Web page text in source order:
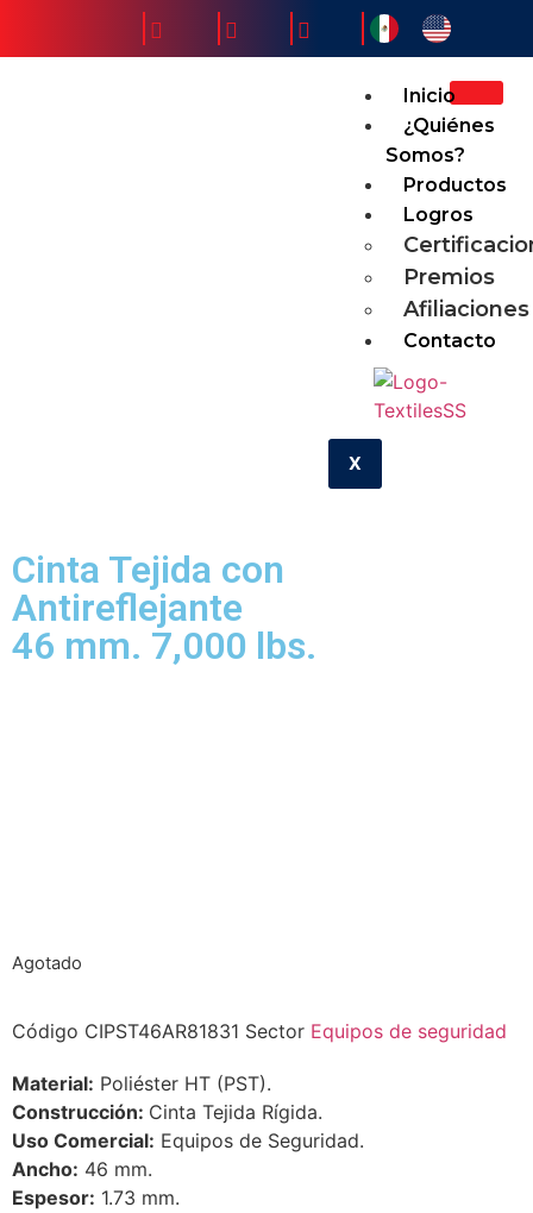
Inicio
¿Quiénes
Somos?
Productos
Logros
Premios
Afiliaciones
Contacto
X
Cinta Tejida con
Antireflejante
46 mm. 7,000 lbs.
Agotado
Código CIPST46AR81831 Sector Equipos de seguridad
Material: Poliéster HT (PST).
Construcción: Cinta Tejida Rígida.
Uso Comercial: Equipos de Seguridad.
Ancho: 46 mm.
Espesor: 1.73 mm.